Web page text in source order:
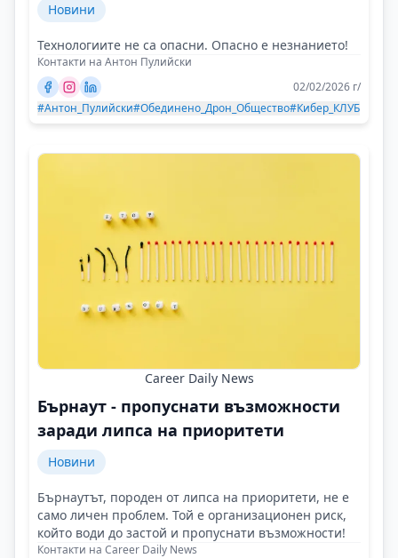
Новини
Технологиите не са опасни. Опасно е незнанието!
Контакти на Антон Пулийски
02/02/2026 г/
#Антон_Пулийски#Обединено_Дрон_Общество#Кибер_КЛУБ
Career Daily News
Бърнаут - пропуснати възможности
заради липса на приоритети
Новини
Бърнаутът, породен от липса на приоритети, не е
само личен проблем. Той е организационен риск,
който води до застой и пропуснати възможности!
Контакти на Career Daily News